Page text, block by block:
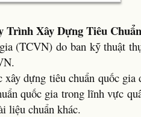
Trình Xây Dựng Tiêu
(TCVN) do ban kỹ thuật
dựng tiêu chuẩn quốc gia
quốc gia trong lĩnh vực
liệu chuẩn khác.